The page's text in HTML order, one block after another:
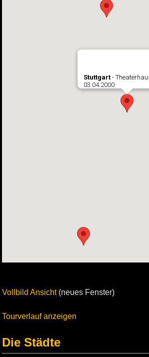
Stuttgart-
03.04.2000
Vollbild Ansicht(neues Fenster)
Tourverlauf anzeigen
Die Städte